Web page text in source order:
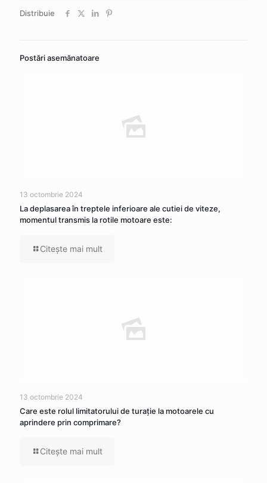
Distribuie
Postări asemănatoare
13 octombrie 2024
La deplasarea în treptele inferioare ale cutiei de viteze,
momentul transmis la rotile motoare este:
Citeşte mai mult
13 octombrie 2024
Care este rolul limitatorului de turație la motoarele cu
aprindere prin comprimare?
Citeşte mai mult